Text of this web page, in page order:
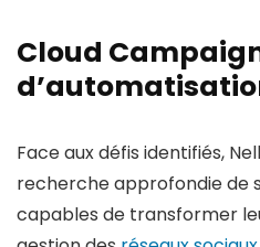
Cloud
Face aux défis identifiés,
recherche approfondie de
capables de transformer